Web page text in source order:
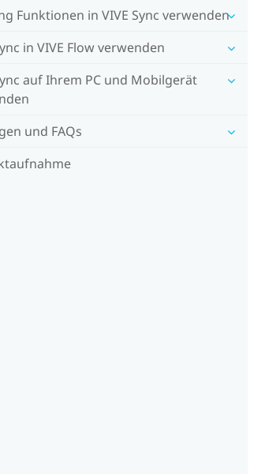
Funktionen in VIVE Sync verwenden
in VIVE Flow verwenden
auf Ihrem PC und Mobilgerät
und FAQs